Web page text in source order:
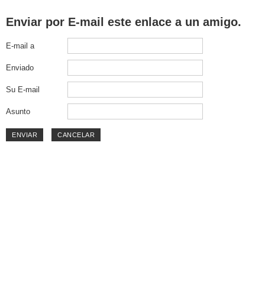
Enviar por E-mail este enlace a un amigo.
E-mail a
Enviado
Su E-mail
Asunto
ENVIAR CANCELAR